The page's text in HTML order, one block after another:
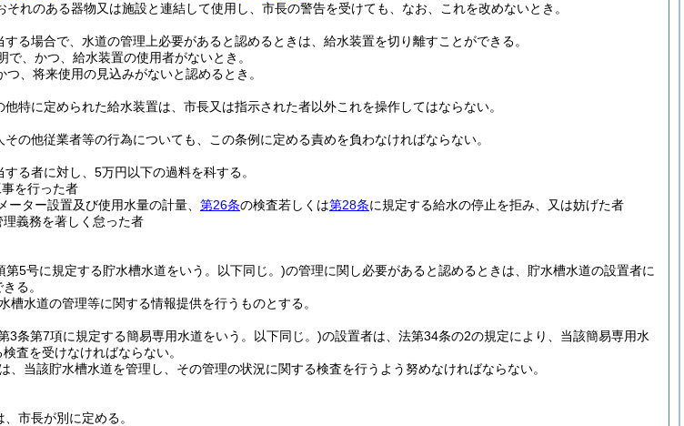
れのある器物又は施設と連結して使用し、市長の警告を受けても、なお、これを改めないとき。
る場合で、水道の管理上必要があると認めるときは、給水装置を切り離すことができる。
、かつ、給水装置の使用者がないとき。
、将来使用の見込みがないと認めるとき。
特に定められた給水装置は、市長又は指示された者以外これを操作してはならない。
の他従業者等の行為についても、この条例に定める責めを負わなければならない。
る者に対し、5万円以下の過料を科する。
を行った者
ーター設置及び使用水量の計量、 第26条の検査若しくは第28条に規定する給水の停止を拒み、又は妨げた者
義務を著しく怠った者
第5号に規定する貯水槽水道をいう。以下同じ。)の管理に関し必要があると認めるときは、貯水槽水道の設置者に
る。
水道の管理等に関する情報提供を行うものとする。
3条第7項に規定する簡易専用水道をいう。以下同じ。)の設置者は、法第34条の2の規定により、当該簡易専用水
査を受けなければならない。
、当該貯水槽水道を管理し、その管理の状況に関する検査を行うよう努めなければならない。
市長が別に定める。